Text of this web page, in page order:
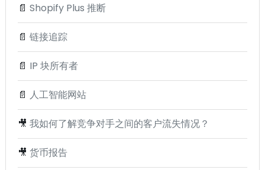
📄 Shopify Plus 推断
📄 链接追踪
📄 IP 块所有者
📄 人工智能网站
🎥 我如何了解竞争对手之间的客户流失情况？
🎥 货币报告